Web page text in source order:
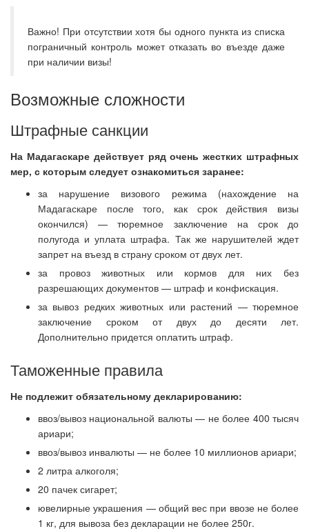
Важно! При отсутствии хотя бы одного пункта из списка
пограничный контроль может отказать во въезде даже
при наличии визы!
Возможные сложности
Штрафные санкции
На Мадагаскаре действует ряд очень жестких штрафных
мер, с которым следует ознакомиться заранее:
за нарушение визового режима (нахождение на
Мадагаскаре после того, как срок действия визы
окончился) — тюремное заключение на срок до
полугода и уплата штрафа. Так же нарушителей ждет
запрет на въезд в страну сроком от двух лет.
за провоз животных или кормов для них без
разрешающих документов — штраф и конфискация.
за вывоз редких животных или растений — тюремное
заключение сроком от двух до десяти лет.
Дополнительно придется оплатить штраф.
Таможенные правила
Не подлежит обязательному декларированию:
ввоз/вывоз национальной валюты — не более 400 тысяч
ариари;
ввоз/вывоз инвалюты — не более 10 миллионов ариари;
2 литра алкоголя;
20 пачек сигарет;
ювелирные украшения — общий вес при ввозе не более
1 кг, для вывоза без декларации не более 250г.